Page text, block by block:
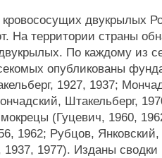
двукрылых
На территории страны
По каждому из
опубликованы
1927, 1937;
Штакельберг,
(Гуцевич, 1960,
1962; Рубцов, Янковский,
1977). Изданы сводки